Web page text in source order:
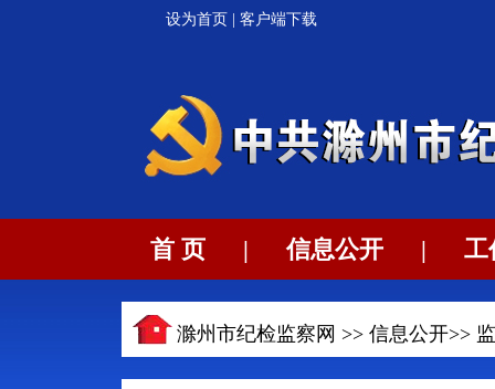
设为首页 客户端下载
首 页 | 信息公开 | 工
滁州市纪检监察网 >> 信息公开>>